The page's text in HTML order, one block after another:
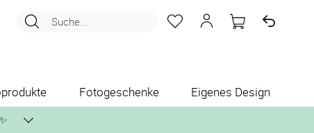
Suche...
Fotogeschenke Eigenes Design